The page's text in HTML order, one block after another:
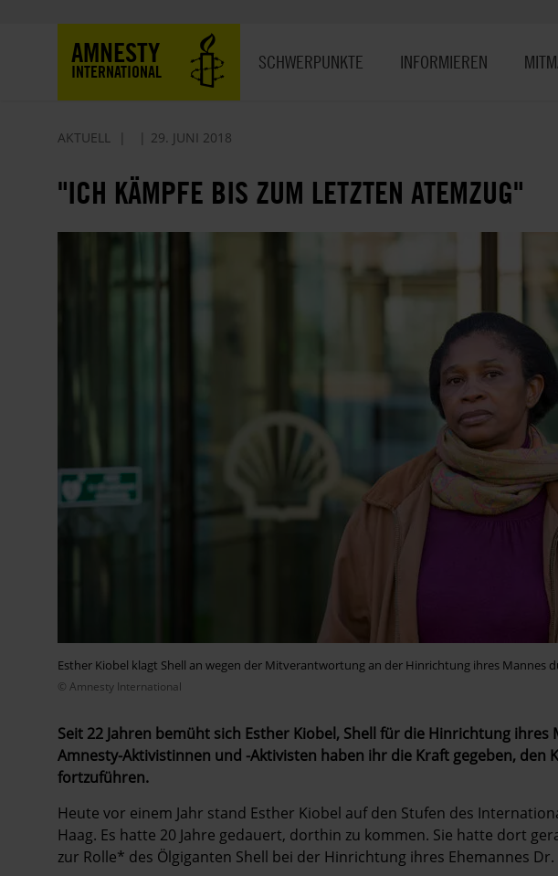
AMNESTY
INTERNATIONAL SCHWERPUNKTE INFORMIEREN
AKTUELL 29. JUNI 2018
"ICH KÄMPFE BIS ZUM LETZTEN ATEMZUG"
Esther Kiobel klagt Shell an wegen der Mitverantwortung an der Hinrichtung ihres Mannes
© Amnesty International
Seit 22 Jahren bemüht sich Esther Kiobel, Shell für die Hinrichtung
Amnesty-Aktivistinnen und -Aktivisten haben ihr die Kraft gegeben, den
fortzuführen.
Heute vor einem Jahr stand Esther Kiobel auf den Stufen des
Haag. Es hatte 20 Jahre gedauert, dorthin zu kommen. Sie hatte dort
zur Rolle* des Ölgiganten Shell bei der Hinrichtung ihres Ehemannes